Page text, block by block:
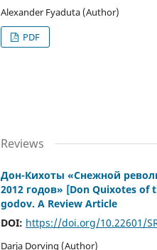
Alexander Fyaduta (Author)
PDF
Reviews
Дон-Кихоты «Cнежной
2012 годов» [Don Quixotes
godov. A Review Article
DOI: https://doi.org/10.22601/
Darja Dorving (Author)